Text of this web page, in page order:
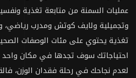
عمليات السمنة من متابعة تغذية
وتجميلية ولايف كوتش ومدرب رياضي،
تغذية يحتوي على مئات الوصفات
احتياجاتك سوف تجدها في مكان
لعدم نجاحك في رحلة فقدان الوزن،